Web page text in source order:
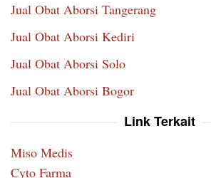
Jual Obat Aborsi Tangerang
Jual Obat Aborsi Kediri
Jual Obat Aborsi Solo
Jual Obat Aborsi Bogor
Link Terkait
Miso Medis
Cyto Farma